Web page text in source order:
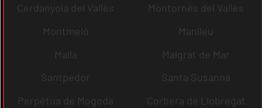
Cerdanyola del Vallès
Montornès del Vallès
Montmeló
Manlleu
Malla
Malgrat de Mar
Santpedor
Santa Susanna
Perpètua de Mogoda
Corbera de Llobregat